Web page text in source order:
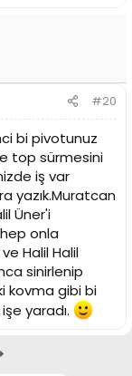
#20
bi pivotunuz
top sürmesini
iş var
yazık.Muratcan
Üner'i
onla
Halil Halil
sinirlenip
kovma gibi bi
yaradı.